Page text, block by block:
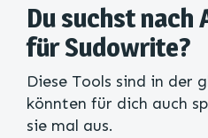
Du suchst nach
für Sudowrite?
Diese Tools sind in der
könnten für dich auch
sie mal aus.